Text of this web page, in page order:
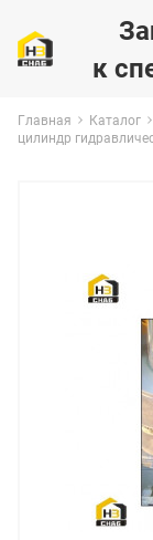
к
Главная Каталог
цилиндр